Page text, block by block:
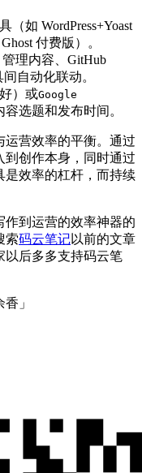
（如 WordPress+Yoast
付费版）。
管理内容、GitHub
自动化联动。
）或Google
选题和发布时间。
运营效率的平衡。通过
到创作本身，同时通过
是效率的杠杆，而持续
作到运营的效率神器的
索码云笔记以前的文章
以后多多支持码云笔
」